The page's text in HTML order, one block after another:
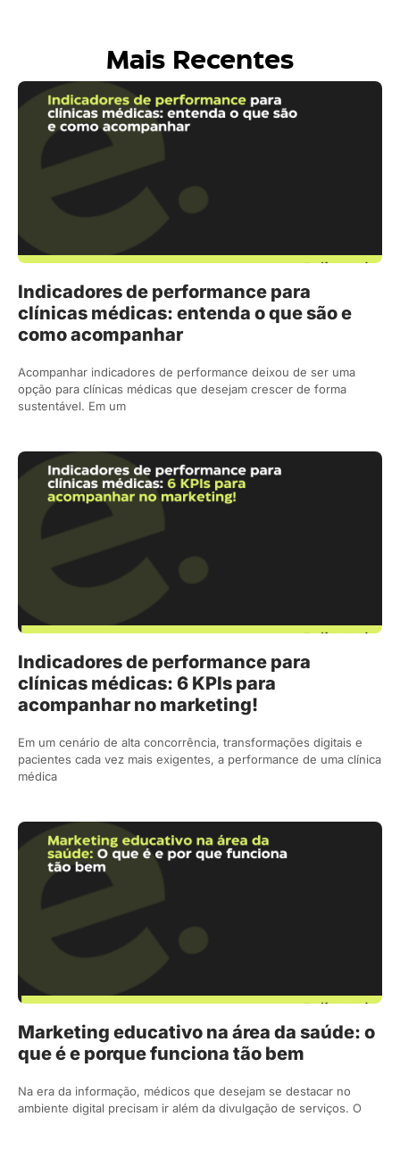
Mais Recentes
Indicadores de performance para
clínicas médicas: entenda o que são e
como acompanhar
Acompanhar indicadores de performance deixou de ser uma
opção para clínicas médicas que desejam crescer de forma
sustentável. Em um
Indicadores de performance para
clínicas médicas: 6 KPIs para
acompanhar no marketing!
Em um cenário de alta concorrência, transformações digitais e
pacientes cada vez mais exigentes, a performance de uma clínica
médica
Marketing educativo na área da saúde: o
que é e porque funciona tão bem
Na era da informação, médicos que desejam se destacar no
ambiente digital precisam ir além da divulgação de serviços. O